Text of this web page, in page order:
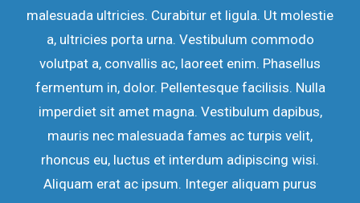
malesuada ultricies. Curabitur et ligula. Ut molestie
a, ultricies porta urna. Vestibulum commodo
volutpat a, convallis ac, laoreet enim. Phasellus
fermentum in, dolor. Pellentesque facilisis. Nulla
imperdiet sit amet magna. Vestibulum dapibus,
mauris nec malesuada fames ac turpis velit,
rhoncus eu, luctus et interdum adipiscing wisi.
Aliquam erat ac ipsum. Integer aliquam purus